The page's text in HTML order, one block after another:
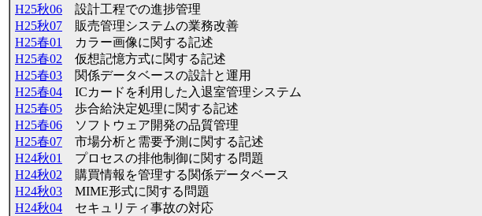
H25秋06 設計工程での進捗管理
H25秋07 販売管理システムの業務改善
H25春01
カラー画像に関する記述
H25春02 仮想記憶方式に関する記述
H25春03 関係データベースの設計と運用
H25春04 ICカードを利用した入退室管理システム
H25春05 歩合給決定処理に関する記述
H25春06 ソフトウェア開発の品質管理
H25春07 市場分析と需要予測に関する記述
H24秋01
プロセスの排他制御に関する問題
H24秋02 購買情報を管理する関係データベース
H24秋03 MIME形式に関する問題
H24秋04 セキュリティ事故の対応